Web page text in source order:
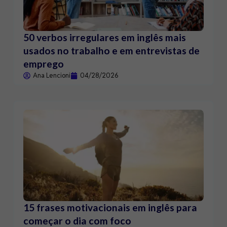
50 verbos irregulares em inglês mais
usados no trabalho e em entrevistas de
emprego
Ana Lencioni 04/28/2026
15 frases motivacionais em inglês para
começar o dia com foco